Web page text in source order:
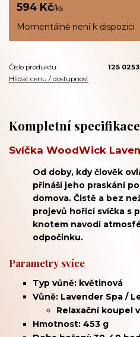
594 Kč/ks
Momentálně není k dispozici
Číslo produktu:
125
Hlídat cenu / dostupnost
Kompletní specifikace
Svíčka WoodWick
Od doby, kdy člověk
přináší jeho praskání
domova. Čistě a bez
projevů hořící svíčka s
knotem navodí
odpočinku.
Parametry svíce
Typ vůně: květinová
Vůně: Lavender Spa /
Relaxační koupel v
Hmotnost: 453 g